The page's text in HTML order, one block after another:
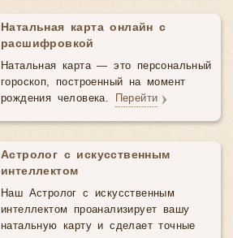
Натальная карта онлайн с
расшифровкой
Натальная карта — это персональный
гороскоп, построенный на момент
рождения человека. Перейти
Астролог с искусственным
интеллектом
Наш Астролог с искусственным
интеллектом проанализирует вашу
натальную карту и сделает точные